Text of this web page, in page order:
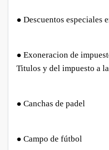
● Descuentos especiales
● Exoneracion de
Titulos y del impuesto a
● Canchas de padel
● Campo de fútbol